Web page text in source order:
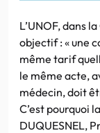
L’UNOF, dans
objectif : « une
même tarif
le même acte,
médecin, doit
C’est pourquoi
DUQUESNEL,